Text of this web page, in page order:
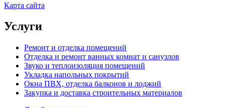
Карта сайта
Услуги
Ремонт и отделка помещений
Отделка и ремонт ванных комнат и санузлов
Звуко и теплоизоляция помещений
Укладка напольных покрытий
Окна ПВХ, отделка балконов и лоджий
Закупка и доставка строительных материалов